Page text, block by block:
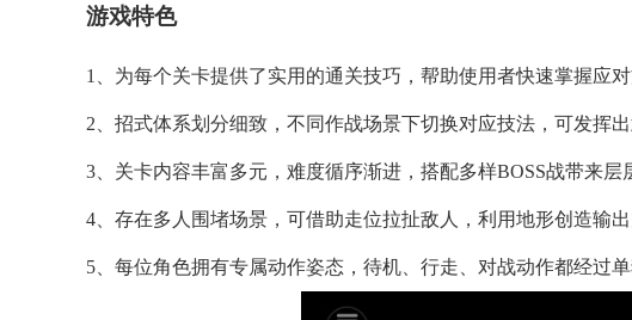
游戏特色
1、为每个关卡提供了实用的通关技巧，帮助使用者快速掌握应
2、招式体系划分细致，不同作战场景下切换对应技法，可发挥出
3、关卡内容丰富多元，难度循序渐进，搭配多样BOSS战带来层
4、存在多人围堵场景，可借助走位拉扯敌人，利用地形创造输出
5、每位角色拥有专属动作姿态，待机、行走、对战动作都经过单